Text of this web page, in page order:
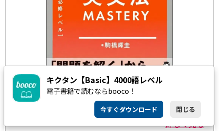
詳しく見る
キクタン【Basic】4000語レベル
電子書籍で読むならbooco！
今すぐダウンロード 閉じる